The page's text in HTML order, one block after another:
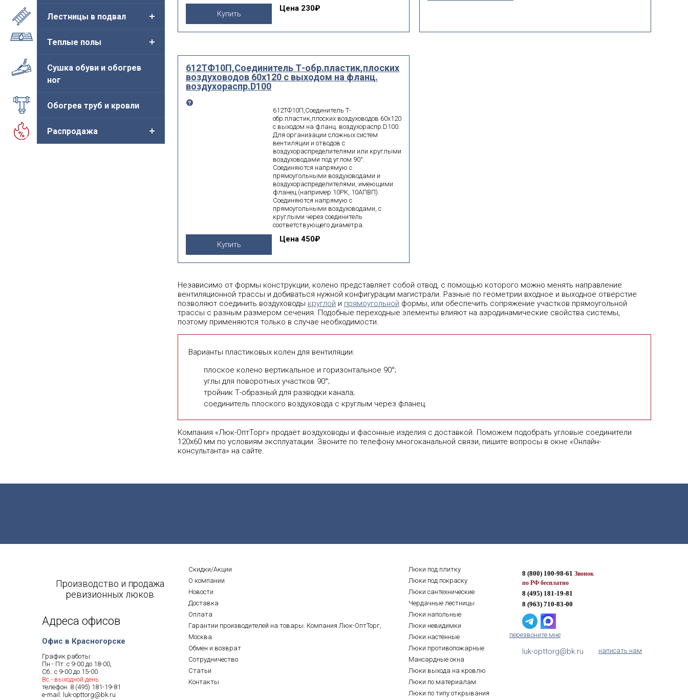
Лестницы в подвал
Теплые полы
Сушка обуви и обогрев
ног
Обогрев труб и кровли
Распродажа
Купить
Цена 230₽
612ТФ10П,Соединитель Т-обр.пластик,плоских
воздуховодов 60х120 с выходом на фланц.
воздухораспр.D100
612ТФ10П,Соединитель Т-
обр.пластик,плоских воздуховодов 60х120
с выходом на фланц. воздухораспр.D100.
Для организации сложных систем
вентиляции и отводов с
воздухораспределителями или круглыми
воздуховодами под углом 90°.
Соединяются напрямую c
прямоугольными воздуховодами и
воздухораспределителями, имеющими
фланец (например 10РК, 10АПВП).
Соединяются напрямую с
прямоугольными воздуховодами, с
круглыми через соединитель
соответствующего диаметра.
Купить
Цена 450₽
Независимо от формы конструкции, колено представляет собой отвод, с помощью которого можно менять направление
вентиляционной трассы и добиваться нужной конфигурации магистрали. Разные по геометрии входное и выходное отверстие
позволяют соединить воздуховоды круглой и прямоугольной формы, или обеспечить сопряжение участков прямоугольной
трассы с разным размером сечения. Подобные переходные элементы влияют на аэродинамические свойства системы,
поэтому применяются только в случае необходимости.
Варианты пластиковых колен для вентиляции:
плоское колено вертикальное и горизонтальное 90°;
углы для поворотных участков 90°;
тройник Т-образный для разводки канала;
соединитель плоского воздуховода с круглым через фланец.
Компания «Люк-ОптТорг» продаёт воздуховоды и фасонные изделия с доставкой. Поможем подобрать угловые соединители
120х60 мм по условиям эксплуатации. Звоните по телефону многоканальной связи, пишите вопросы в окне «Онлайн-
консультанта» на сайте.
Производство и продажа
ревизионных люков
Адреса офисов
Офис в Красногорске
График работы:
Пн - Пт: с 9-00 до 18-00,
Сб.: с 9-00 до 15-00
Вс.- выходной день.
телефон: 8 (495) 181-19-81
e-mail: luk-opttorg@bk.ru
Скидки/Акции
О компании
Новости
Доставка
Оплата
Гарантии производителей на товары. Компания Люк-ОптТорг,
Москва
Обмен и возврат
Сотрудничество
Статьи
Контакты
Люки под плитку
Люки под покраску
Люки сантехнические
Чердачные лестницы
Люки напольные
Люки невидимки
Люки настенные
Люки противопожарные
Мансардные окна
Люки выхода на кровлю
Люки по материалам
Люки по типу открывания
8 (800) 100-98-61 Звонок
по РФ бесплатно
8 (495) 181-19-81
8 (963) 710-83-00
перезвоните мне
luk-opttorg@bk.ru написать нам